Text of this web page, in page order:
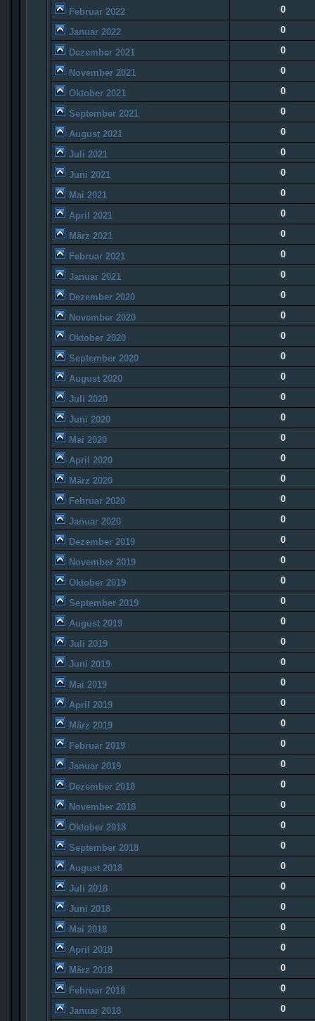
Februar 2022 0
Januar 2022 0
Dezember 2021 0
November 2021 0
Oktober 2021 0
September 2021 0
August 2021 0
Juli 2021 0
Juni 2021 0
Mai 2021 0
April 2021 0
März 2021 0
Februar 2021 0
Januar 2021 0
Dezember 2020 0
November 2020 0
Oktober 2020 0
September 2020 0
August 2020 0
Juli 2020 0
Juni 2020 0
Mai 2020 0
April 2020 0
März 2020 0
Februar 2020 0
Januar 2020 0
Dezember 2019 0
November 2019 0
Oktober 2019 0
September 2019 0
August 2019 0
Juli 2019 0
Juni 2019 0
Mai 2019 0
April 2019 0
März 2019 0
Februar 2019 0
Januar 2019 0
Dezember 2018 0
November 2018 0
Oktober 2018 0
September 2018 0
August 2018 0
Juli 2018 0
Juni 2018 0
Mai 2018 0
April 2018 0
März 2018 0
Februar 2018 0
Januar 2018 0